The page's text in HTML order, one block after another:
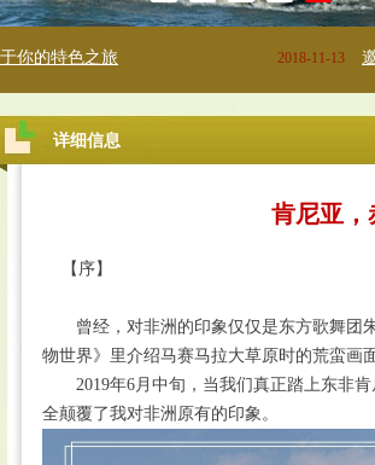
邀您一起与动物共浴
肯尼亚，
【序】
曾经，对非洲的印象仅仅是东方歌舞团朱
物世界》里介绍马赛马拉大草原时的荒蛮画面
2019年6月中旬，当我们真正踏上东非肯
全颠覆了我对非洲原有的印象。
详细信息